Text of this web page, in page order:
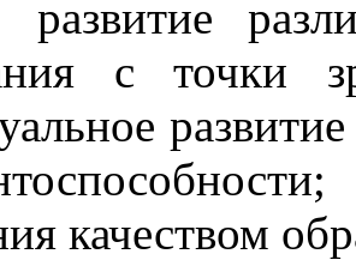
развитие
с точки
качеством